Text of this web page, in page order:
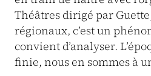
Théâtres dirigé par
régionaux, c’est un
convient d’analyser.
finie, nous en sommes à